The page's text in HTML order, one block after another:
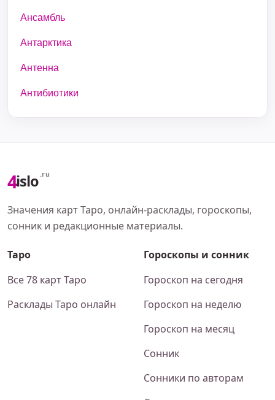
Ансамбль
Антарктика
Антенна
Антибиотики
4islo .ru
Значения карт Таро, онлайн-расклады, гороскопы,
сонник и редакционные материалы.
Таро
Все 78 карт Таро
Расклады Таро онлайн
Гороскопы и сонник
Гороскоп на сегодня
Гороскоп на неделю
Гороскоп на месяц
Сонник
Сонники по авторам